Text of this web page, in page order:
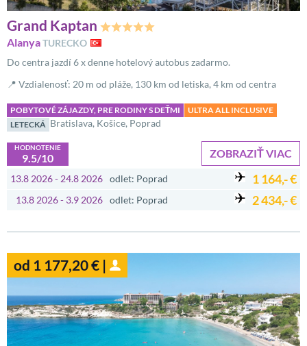
Grand Kaptan
AlanyaTURECKO
Do centra jazdí 6 x denne hotelový autobus zadarmo.
📍 Vzdialenosť: 20 m od pláže, 130 km od letiska, 4 km od centra
POBYTOVÉ ZÁJAZDY, PRE RODINY S DEŤMI
ULTRA ALL INCLUSIVE
LETECKÁ Bratislava, Košice, Poprad
ZOBRAZIŤ VIAC
HODNOTENIE
9.5/10
13.8 2026 - 24.8 2026 odlet: Poprad 1 164,- €
13.8 2026 - 3.9 2026 odlet: Poprad 2 434,- €
od 1 177,20 € |